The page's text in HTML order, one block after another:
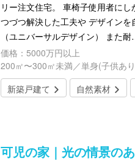
リー注文住宅。 車椅子使用者に
つづつ解決した工夫や デザインを
（ユニバーサルデザイン） また
価格：5000万円以上
200㎡〜300㎡未満／単身(子供あ
新築戸建て
自然素材
可児の家｜光の情景の